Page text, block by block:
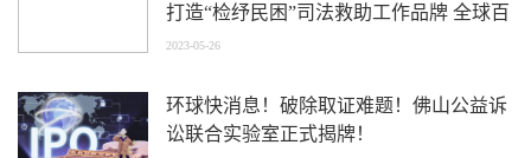
打造“检纾民困”司法救助工作品牌 全球百
事通
2023-05-26
环球快消息！破除取证难题！佛山公益诉
讼联合实验室正式揭牌！